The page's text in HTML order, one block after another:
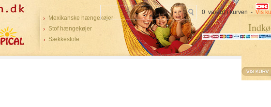
Mexikanske hængekøjer
Stof hængekøjer
Sækkestole
0 vare(r) i kurven -Vis